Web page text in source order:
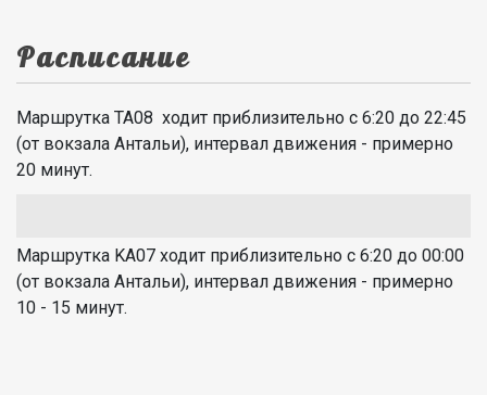
Расписание
Маршрутка TA08 ходит приблизительно с 6:20 до 22:45
(от вокзала Антальи), интервал движения - примерно
20 минут.
Маршрутка KA07 ходит приблизительно с 6:20 до 00:00
(от вокзала Антальи), интервал движения - примерно
10 - 15 минут.